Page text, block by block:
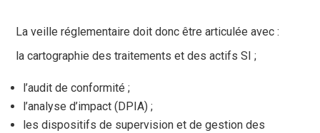
La veille réglementaire doit donc être articulée avec :
la cartographie des traitements et des actifs SI ;
l’audit de conformité ;
l’analyse d’impact (DPIA) ;
les dispositifs de supervision et de gestion des